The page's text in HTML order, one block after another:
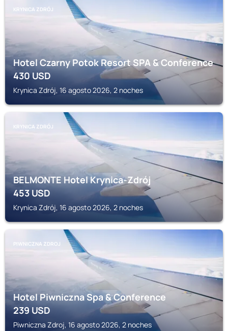
KRYNICA ZDRÓJ
Hotel Czarny Potok Resort SPA & Conference
430USD
Krynica Zdrój, 16 agosto 2026, 2 noches
KRYNICA ZDRÓJ
BELMONTE Hotel Krynica-Zdrój
453USD
Krynica Zdrój, 16 agosto 2026, 2 noches
PIWNICZNA ZDROJ
Hotel Piwniczna Spa & Conference
239USD
Piwniczna Zdroj, 16 agosto 2026, 2 noches